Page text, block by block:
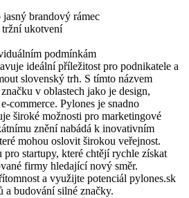
brandový rámec
ukotvení
podmínkám
ideální příležitost pro podnikatele a
slovenský trh. S tímto názvem
v oblastech jako je design,
commerce. Pylones je snadno
široké možnosti pro marketingové
znění nabádá k inovativním
mohou oslovit širokou veřejnost.
startupy, které chtějí rychle získat
firmy hledající nový směr.
a využijte potenciál pylones.sk
a budování silné značky.